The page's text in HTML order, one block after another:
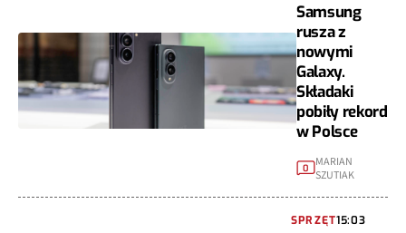
Samsung
rusza z
nowymi
Galaxy.
Składaki
pobiły rekord
w Polsce
0 MARIAN
SZUTIAK
SPRZĘT15:03